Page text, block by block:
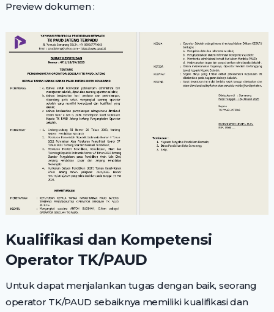
Preview dokumen :
Kualifikasi dan Kompetensi
Operator TK/PAUD
Untuk dapat menjalankan tugas dengan baik, seorang
operator TK/PAUD sebaiknya memiliki kualifikasi dan